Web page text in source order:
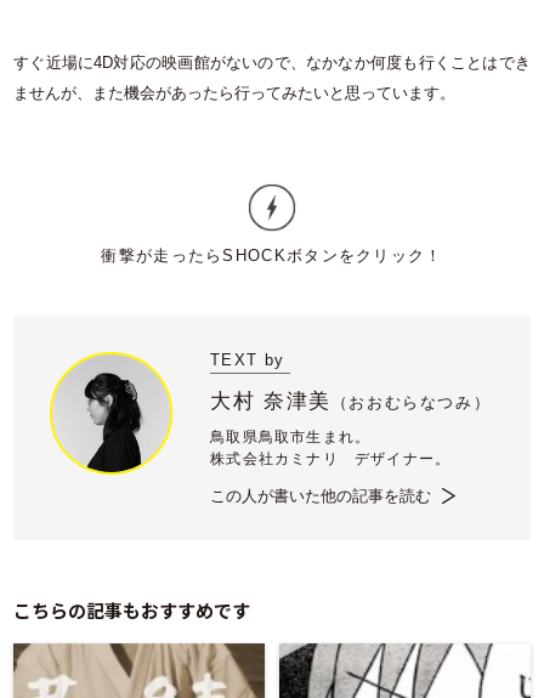
すぐ近場に4D対応の映画館がないので、なかなか何度も行くことはでき
ませんが、また機会があったら行ってみたいと思っています。
TEXT by
大村 奈津美 （ おおむらなつみ）
鳥取県鳥取市生まれ。
株式会社カミナリ デザイナー。
この人が書いた他の記事を読む
こちらの記事もおすすめです